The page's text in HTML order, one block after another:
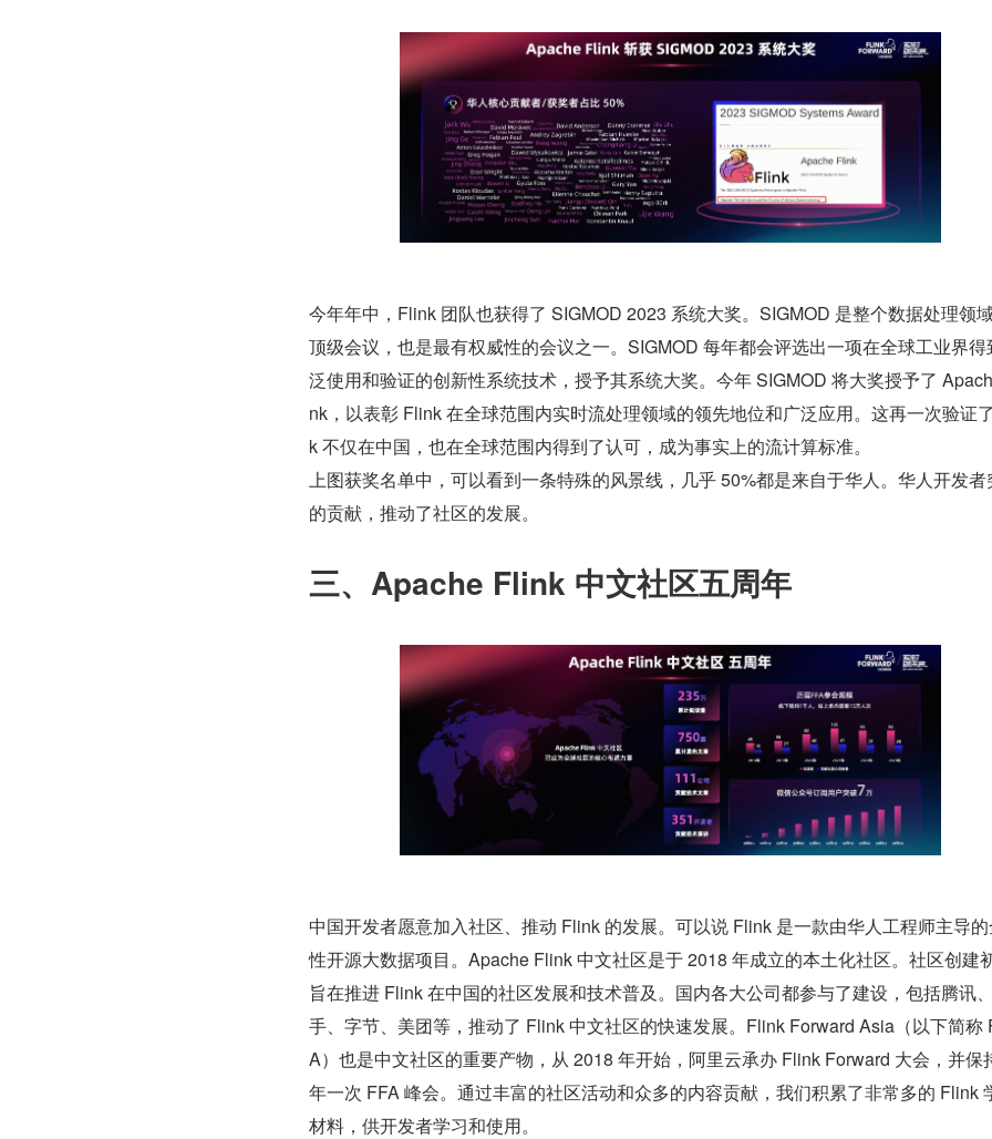
今年年中，Flink 团队也获得了 SIGMOD 2023 系统大奖。SIGMOD 是整个数据处理领
顶级会议，也是最有权威性的会议之一。SIGMOD 每年都会评选出一项在全球工业界得
泛使用和验证的创新性系统技术，授予其系统大奖。今年 SIGMOD 将大奖授予了
nk，以表彰 Flink 在全球范围内实时流处理领域的领先地位和广泛应用。这再一次验证
k 不仅在中国，也在全球范围内得到了认可，成为事实上的流计算标准。
上图获奖名单中，可以看到一条特殊的风景线，几乎 50%都是来自于华人。华人开发者
的贡献，推动了社区的发展。
三、Apache Flink 中文社区五周年
中国开发者愿意加入社区、推动 Flink 的发展。可以说 Flink 是一款由华人工程师主导
性开源大数据项目。Apache Flink 中文社区是于 2018 年成立的本土化社区。社区创建
旨在推进 Flink 在中国的社区发展和技术普及。国内各大公司都参与了建设，包括腾讯
手、字节、美团等，推动了 Flink 中文社区的快速发展。Flink Forward Asia（以下简称
A）也是中文社区的重要产物，从 2018 年开始，阿里云承办 Flink Forward 大会，并保
年一次 FFA 峰会。通过丰富的社区活动和众多的内容贡献，我们积累了非常多的 Flink
材料，供开发者学习和使用。